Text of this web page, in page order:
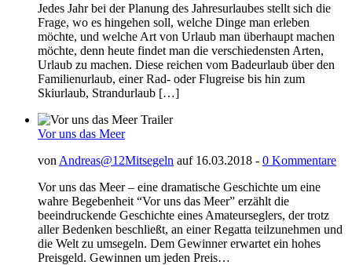
Jedes Jahr bei der Planung des Jahresurlaubes stellt sich die
Frage, wo es hingehen soll, welche Dinge man erleben
möchte, und welche Art von Urlaub man überhaupt machen
möchte, denn heute findet man die verschiedensten Arten,
Urlaub zu machen. Diese reichen vom Badeurlaub über den
Familienurlaub, einer Rad- oder Flugreise bis hin zum
Skiurlaub, Strandurlaub […]
Vor uns das Meer
von Andreas@12Mitsegeln auf 16.03.2018 - 0 Kommentare
Vor uns das Meer – eine dramatische Geschichte um eine
wahre Begebenheit “Vor uns das Meer” erzählt die
beeindruckende Geschichte eines Amateurseglers, der trotz
aller Bedenken beschließt, an einer Regatta teilzunehmen und
die Welt zu umsegeln. Dem Gewinner erwartet ein hohes
Preisgeld. Gewinnen um jeden Preis…